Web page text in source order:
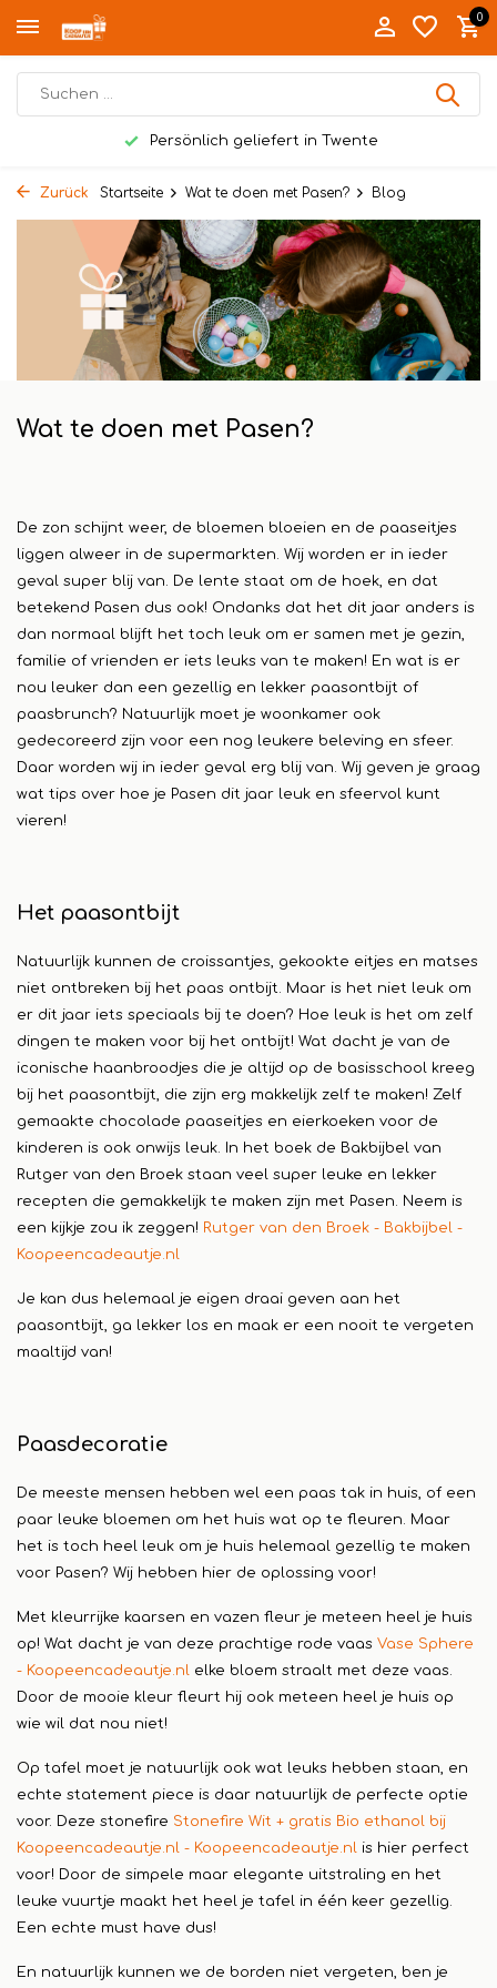
0
Persönlich geliefert in Twente
Zurück Startseite Wat te doen met Pasen? Blog
Wat te doen met Pasen?
De zon schijnt weer, de bloemen bloeien en de paaseitjes
liggen alweer in de supermarkten. Wij worden er in ieder
geval super blij van. De lente staat om de hoek, en dat
betekend Pasen dus ook! Ondanks dat het dit jaar anders is
dan normaal blijft het toch leuk om er samen met je gezin,
familie of vrienden er iets leuks van te maken! En wat is er
nou leuker dan een gezellig en lekker paasontbijt of
paasbrunch? Natuurlijk moet je woonkamer ook
gedecoreerd zijn voor een nog leukere beleving en sfeer.
Daar worden wij in ieder geval erg blij van. Wij geven je graag
wat tips over hoe je Pasen dit jaar leuk en sfeervol kunt
vieren!
Het paasontbijt
Natuurlijk kunnen de croissantjes, gekookte eitjes en matses
niet ontbreken bij het paas ontbijt. Maar is het niet leuk om
er dit jaar iets speciaals bij te doen? Hoe leuk is het om zelf
dingen te maken voor bij het ontbijt! Wat dacht je van de
iconische haanbroodjes die je altijd op de basisschool kreeg
bij het paasontbijt, die zijn erg makkelijk zelf te maken! Zelf
gemaakte chocolade paaseitjes en eierkoeken voor de
kinderen is ook onwijs leuk. In het boek de Bakbijbel van
Rutger van den Broek staan veel super leuke en lekker
recepten die gemakkelijk te maken zijn met Pasen. Neem is
een kijkje zou ik zeggen! Rutger van den Broek - Bakbijbel -
Koopeencadeautje.nl
Je kan dus helemaal je eigen draai geven aan het
paasontbijt, ga lekker los en maak er een nooit te vergeten
maaltijd van!
Paasdecoratie
De meeste mensen hebben wel een paas tak in huis, of een
paar leuke bloemen om het huis wat op te fleuren. Maar
het is toch heel leuk om je huis helemaal gezellig te maken
voor Pasen? Wij hebben hier de oplossing voor!
Met kleurrijke kaarsen en vazen fleur je meteen heel je huis
op! Wat dacht je van deze prachtige rode vaas Vase Sphere
- Koopeencadeautje.nl elke bloem straalt met deze vaas.
Door de mooie kleur fleurt hij ook meteen heel je huis op
wie wil dat nou niet!
Op tafel moet je natuurlijk ook wat leuks hebben staan, en
echte statement piece is daar natuurlijk de perfecte optie
voor. Deze stonefire Stonefire Wit + gratis Bio ethanol bij
Koopeencadeautje.nl - Koopeencadeautje.nl is hier perfect
voor! Door de simpele maar elegante uitstraling en het
leuke vuurtje maakt het heel je tafel in één keer gezellig.
Een echte must have dus!
En natuurlijk kunnen we de borden niet vergeten, ben je